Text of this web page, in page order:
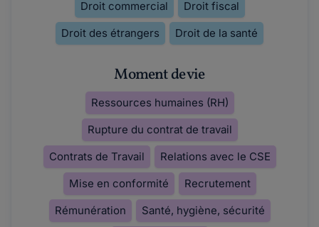
Droit commercial
Droit fiscal
Droit des étrangers
Droit de la santé
Moment de vie
Ressources humaines (RH)
Rupture du contrat de travail
Contrats de Travail
Relations avec le CSE
Mise en conformité
Recrutement
Rémunération
Santé, hygiène, sécurité